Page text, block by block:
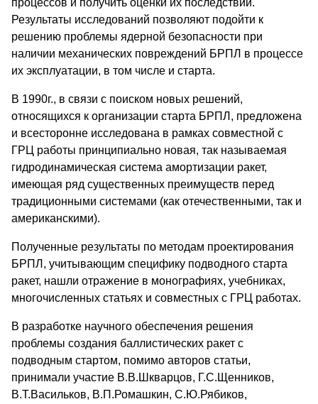
Результаты исследований позволяют подойти к
решению проблемы ядерной безопасности при
наличии механических повреждений БРПЛ в процессе
их эксплуатации, в том числе и старта.
В 1990г., в связи с поиском новых решений,
относящихся к организации старта БРПЛ, предложена
и всесторонне исследована в рамках совместной с
ГРЦ работы принципиально новая, так называемая
гидродинамическая система амортизации ракет,
имеющая ряд существенных преимуществ перед
традиционными системами (как отечественными, так и
американскими).
Полученные результаты по методам проектирования
БРПЛ, учитывающим специфику подводного старта
ракет, нашли отражение в монографиях, учебниках,
многочисленных статьях и совместных с ГРЦ работах.
В разработке научного обеспечения решения
проблемы создания баллистических ракет с
подводным стартом, помимо авторов статьи,
принимали участие В.В.Шкварцов, Г.С.Щенников,
В.Т.Васильков, В.П.Ромашкин, С.Ю.Рябиков,